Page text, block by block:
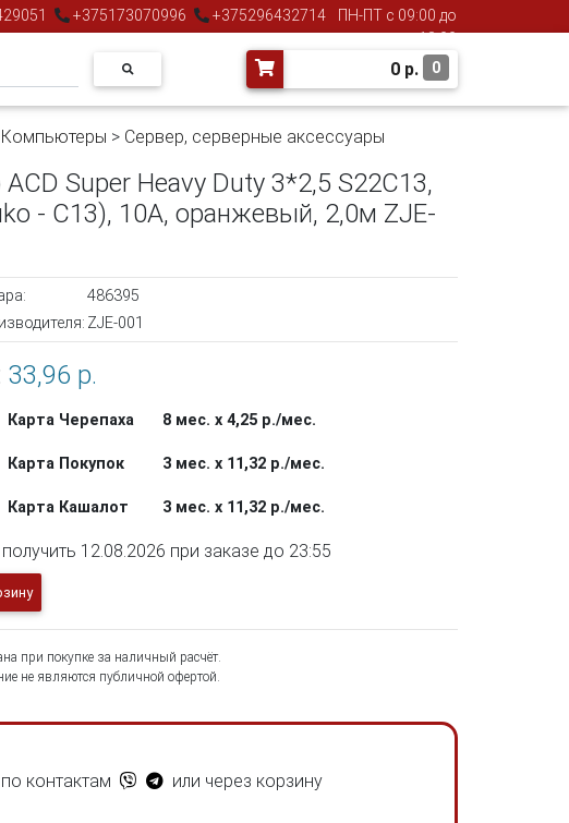
+375173070996 +375296432714
ПН-ПТ с 09:00 до
18:00
0 р. 0
Компьютеры > Сервер, серверные аксессуары
Super Heavy Duty 3*2,5 S22C13,
- C13), 10А, оранжевый, 2,0м ZJE-
486395
ZJE-001
33,96 р.
Карта Черепаха 8 мес. х 4,25 р./мес.
Карта Покупок 3 мес. х 11,32 р./мес.
Карта Кашалот 3 мес. х 11,32 р./мес.
12.08.2026 при заказе до 23:55
при покупке за наличный расчёт.
не являются публичной офертой.
контактам
или через корзину